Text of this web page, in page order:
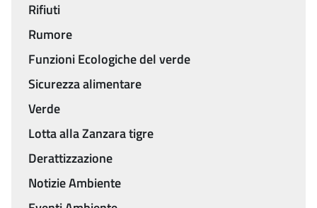
Rifiuti
Rumore
Funzioni Ecologiche del verde
Sicurezza alimentare
Verde
Lotta alla Zanzara tigre
Derattizzazione
Notizie Ambiente